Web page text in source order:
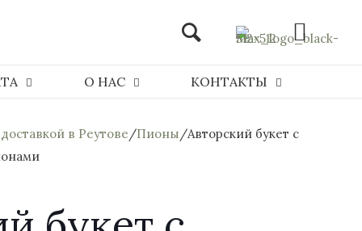
О НАС КОНТАКТЫ
в Реутове/Пионы/Авторский букет с